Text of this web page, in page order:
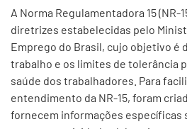
A Norma Regulamentadora 15 (NR-
diretrizes estabelecidas pelo
Emprego do Brasil, cujo objetivo é
trabalho e os limites de tolerância
saúde dos trabalhadores. Para
entendimento da NR-15, foram
fornecem informações específicas